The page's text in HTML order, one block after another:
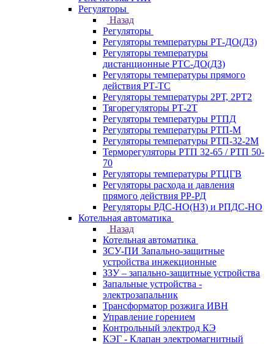
Регуляторы
Назад
Регуляторы
Регуляторы температуры РТ-ДО(ДЗ)
Регуляторы температуры
дистанционные РТС-ДО(ДЗ)
Регуляторы температуры прямого
действия РТ-ТС
Регуляторы температуры 2РТ, 2РT2
Тягорегуляторы РТ-2Т
Регуляторы температуры РТПД
Регуляторы температуры РТП-M
Регуляторы температуры РТП-32-2М
Терморегуляторы РТП 32-65 / РТП 50-
70
Регуляторы температуры РТЦГВ
Регуляторы расхода и давления
прямого действия РР-РД
Регуляторы РДС-НО(НЗ) и РПДС-НО
Котельная автоматика
Назад
Котельная автоматика
ЗСУ-ПИ Запально-защитные
устройства инжекционные
ЗЗУ – запально-защитные устройства
Запальные устройства -
электрозапальник
Трансформатор розжига ИВН
Управление горением
Контрольный электрод КЭ
КЭГ - Клапан электромагнитный